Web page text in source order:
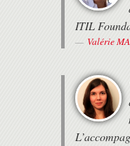
ITIL
Valérie